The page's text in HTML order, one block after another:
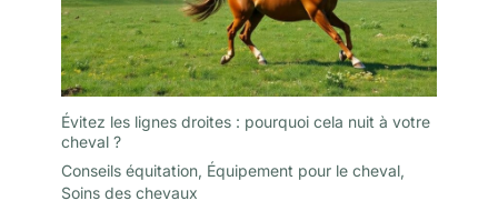
Évitez les lignes droites : pourquoi cela nuit à votre
cheval ?
Conseils équitation, Équipement pour le cheval,
Soins des chevaux